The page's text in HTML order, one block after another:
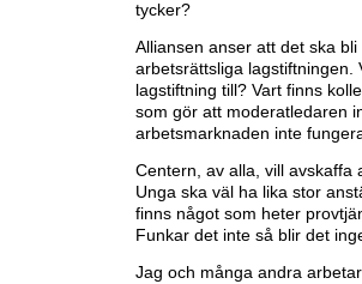
tycker?
Alliansen anser att det ska
arbetsrättsliga lagstiftningen.
lagstiftning till? Vart finns
som gör att moderatledaren
arbetsmarknaden inte
Centern, av alla, vill avskaffa
Unga ska väl ha lika stor
finns något som heter
Funkar det inte så blir det
Jag och många andra